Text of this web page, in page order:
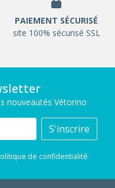
PAIEMENT SÉCURISÉ
site 100% sécurisé SSL
nouveautés Vétorino
S'inscrire
de confidentialité